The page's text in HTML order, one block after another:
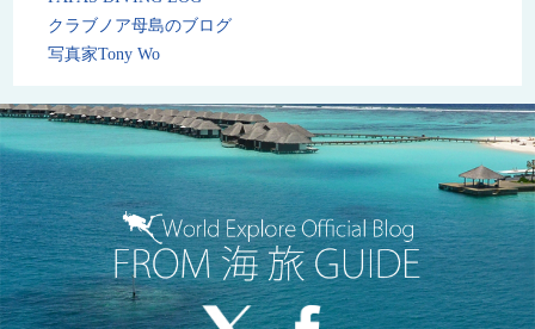
クラブノア母島のブログ
写真家Tony Wo